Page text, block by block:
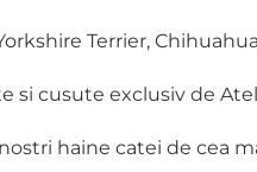
Terrier,
si cusute exclusiv de
haine catei de cea